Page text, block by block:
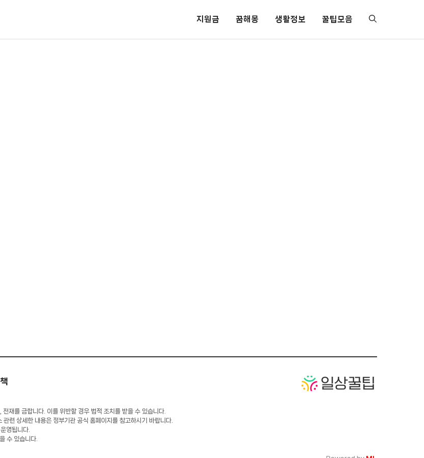
지원금 꿈해몽 생활정보 꿀팁모음
재를 금합니다. 이를 위반할 경우 법적 조치를 받을 수 있습니다.
련 상세한 내용은 정부기관 공식 홈페이지를 참고하시기 바랍니다.
영됩니다.
수 있습니다.